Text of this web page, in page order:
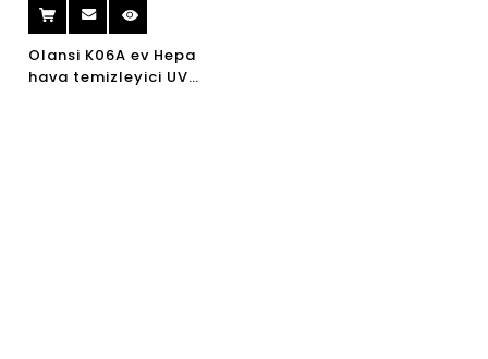
Olansi K06A ev Hepa
hava temizleyici UV